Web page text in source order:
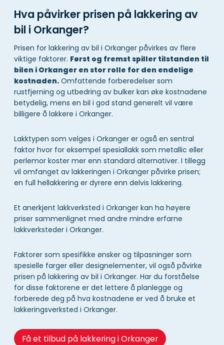
Hva påvirker prisen på lakkering av
bil i Orkanger?
Prisen for lakkering av bil i Orkanger påvirkes av flere
viktige faktorer. Først og fremst spiller tilstanden til
bilen i Orkanger en stor rolle for den endelige
kostnaden. Omfattende forberedelser som
rustfjerning og utbedring av bulker kan øke kostnadene
betydelig, mens en bil i god stand generelt vil være
billigere å lakkere i Orkanger.
Lakktypen som velges i Orkanger er også en sentral
faktor hvor for eksempel spesiallakk som metallic eller
perlemor koster mer enn standard alternativer. I tillegg
vil omfanget av lakkeringen i Orkanger påvirke prisen;
en full hellakkering er dyrere enn delvis lakkering.
Et anerkjent lakkverksted i Orkanger kan ha høyere
priser sammenlignet med andre mindre erfarne
lakkverksteder i Orkanger.
Faktorer som spesifikke ønsker og tilpasninger som
spesielle farger eller designelementer, vil også påvirke
prisen på lakkering av bil i Orkanger. Har du forståelse
for disse faktorene er det lettere å planlegge og
forberede deg på hva kostnadene er ved å bruke et
lakkeringsverksted i Orkanger.
Få et tilbud på lakkering i Orkanger